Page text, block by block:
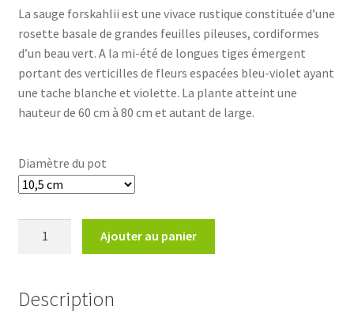
prix :
7,90€
à
14,40€
La sauge forskahlii est une vivace rustique constituée d’une
rosette basale de grandes feuilles pileuses, cordiformes
d’un beau vert. A la mi-été de longues tiges émergent
portant des verticilles de fleurs espacées bleu-violet ayant
une tache blanche et violette. La plante atteint une
hauteur de 60 cm à 80 cm et autant de large.
Diamètre du pot
forskahlii
Ajouter au panier
Description